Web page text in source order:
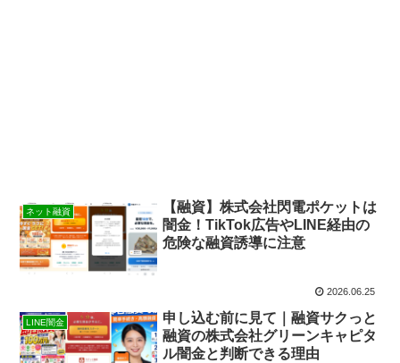
ネット融資
【融資】株式会社閃電ポケットは
闇金！TikTok広告やLINE経由の
危険な融資誘導に注意
2026.06.25
LINE闇金
申し込む前に見て｜融資サクっと
融資の株式会社グリーンキャピタ
ル闇金と判断できる理由